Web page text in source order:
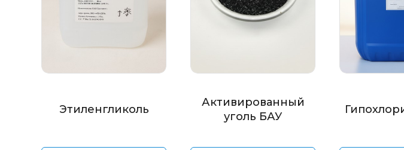
Этиленгликоль
Активированный
уголь БАУ